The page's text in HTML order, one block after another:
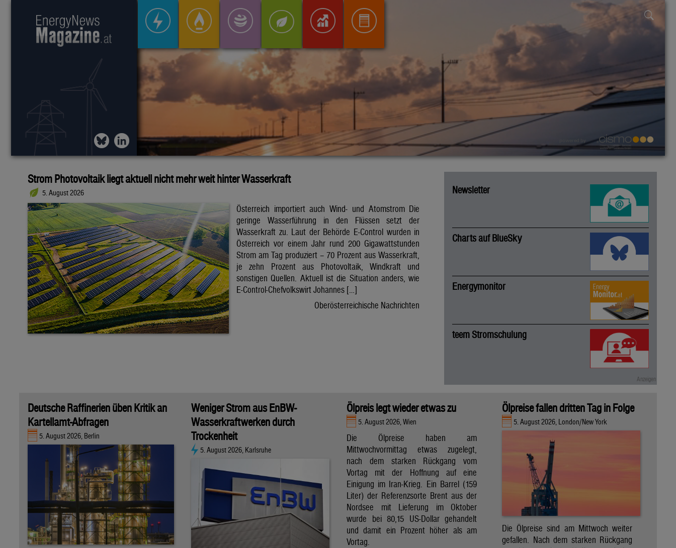
Strom Photovoltaik liegt aktuell nicht mehr weit hinter Wasserkraft
5. August 2026
Österreich importiert auch Wind- und Atomstrom Die
geringe Wasserführung in den Flüssen setzt der
Wasserkraft zu. Laut der Behörde E-Control wurden in
Österreich vor einem Jahr rund 200 Gigawattstunden
Strom am Tag produziert – 70 Prozent aus Wasserkraft,
je zehn Prozent aus Photovoltaik, Windkraft und
sonstigen Quellen. Aktuell ist die Situation anders, wie
E-Control-Chefvolkswirt Johannes […]
Oberösterreichische Nachrichten
Newsletter
Charts auf BlueSky
Energymonitor
teem Stromschulung
Deutsche Raffinerien üben Kritik an
Kartellamt-Abfragen
5. August 2026, Berlin
Weniger Strom aus EnBW-
Wasserkraftwerken durch
Trockenheit
5. August 2026, Karlsruhe
Ölpreis legt wieder etwas zu
5. August 2026, Wien
Die Ölpreise haben am
Mittwochvormittag etwas zugelegt,
nach dem starken Rückgang vom
Vortag mit der Hoffnung auf eine
Einigung im Iran-Krieg. Ein Barrel (159
Liter) der Referenzsorte Brent aus der
Nordsee mit Lieferung im Oktober
wurde bei 80,15 US-Dollar gehandelt
und damit ein Prozent höher als am
Vortag.
Ölpreise fallen dritten Tag in Folge
5. August 2026, London/New York
Die Ölpreise sind am Mittwoch weiter
gefallen. Nach dem starken Rückgang